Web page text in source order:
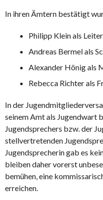
In ihren Ämtern bestätigt
Philipp Klein als
Andreas Bermel als
Alexander Hönig als
Rebecca Richter als
In der
seinem Amt als Jugendwart
Jugendsprechers bzw. der
stellvertretenden
Jugendsprecherin gab es
bleiben daher vorerst
bemühen, eine
erreichen.